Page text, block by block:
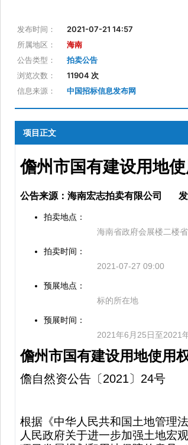
发布时间：
2021-07-21 14:57
所属地区：
海南
公告类型：
拍卖公告
浏览次数：
11904 次
信息来源：
中国招标信息发布网
项目正文